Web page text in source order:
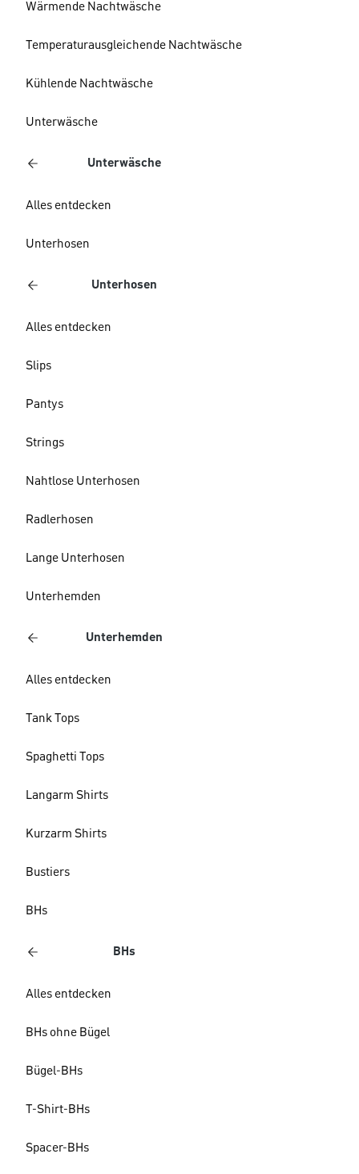
Wärmende Nachtwäsche
Temperaturausgleichende Nachtwäsche
Kühlende Nachtwäsche
Unterwäsche
Unterwäsche
Alles entdecken
Unterhosen
Unterhosen
Alles entdecken
Slips
Pantys
Strings
Nahtlose Unterhosen
Radlerhosen
Lange Unterhosen
Unterhemden
Unterhemden
Alles entdecken
Tank Tops
Spaghetti Tops
Langarm Shirts
Kurzarm Shirts
Bustiers
BHs
BHs
Alles entdecken
BHs ohne Bügel
Bügel-BHs
T-Shirt-BHs
Spacer-BHs